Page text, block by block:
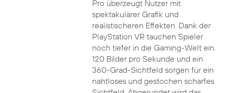
Pro überzeugt Nutzer mit
spektakulärer Grafik und
realistischeren Effekten. Dank der
PlayStation VR tauchen Spieler
noch tiefer in die Gaming-Welt ein.
120 Bilder pro Sekunde und ein
360-Grad-Sichtfeld sorgen für ein
nahtloses und gestochen scharfes